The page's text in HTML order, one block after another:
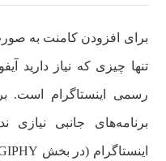
برای افزودن کامنت به
تنها چیزی که نیاز دارید
رسمی اینستاگرام است.
برنامه‌های جانبی نیازی